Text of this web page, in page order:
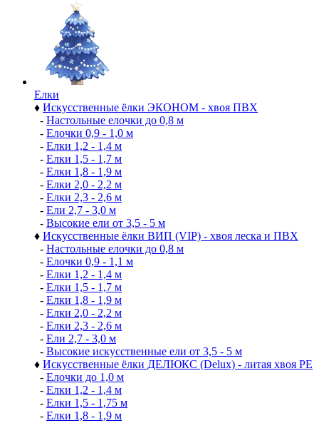
Елки
♦ Искусственные ёлки ЭКОНОМ - хвоя ПВХ
- Настольные елочки до 0,8 м
- Елочки 0,9 - 1,0 м
- Елки 1,2 - 1,4 м
- Елки 1,5 - 1,7 м
- Елки 1,8 - 1,9 м
- Елки 2,0 - 2,2 м
- Елки 2,3 - 2,6 м
- Ели 2,7 - 3,0 м
- Высокие ели от 3,5 - 5 м
♦ Искусственные ёлки ВИП (VIP) - хвоя леска и ПВХ
- Настольные елочки до 0,8 м
- Елочки 0,9 - 1,1 м
- Елки 1,2 - 1,4 м
- Елки 1,5 - 1,7 м
- Елки 1,8 - 1,9 м
- Елки 2,0 - 2,2 м
- Елки 2,3 - 2,6 м
- Ели 2,7 - 3,0 м
- Высокие искусственные ели от 3,5 - 5 м
♦ Искусственные ёлки ДЕЛЮКС (Delux) - литая хвоя РЕ
- Елочки до 1,0 м
- Елки 1,2 - 1,4 м
- Елки 1,5 - 1,75 м
- Елки 1,8 - 1,9 м